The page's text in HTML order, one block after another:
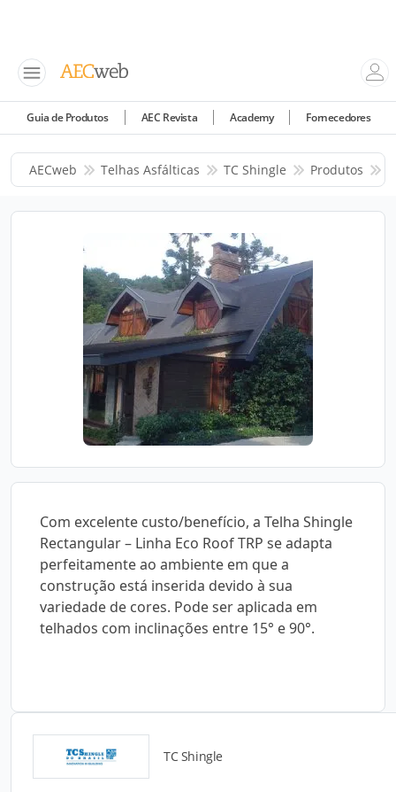
Guia de Produtos AEC Revista Academy Fornecedores
AECweb Telhas Asfálticas TC Shingle Produtos
Com excelente custo/benefício, a Telha Shingle
Rectangular – Linha Eco Roof TRP se adapta
perfeitamente ao ambiente em que a
construção está inserida devido à sua
variedade de cores. Pode ser aplicada em
telhados com inclinações entre 15° e 90°.
TC Shingle
Catálogos para Download